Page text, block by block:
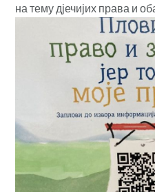
на тему дјечијих права и